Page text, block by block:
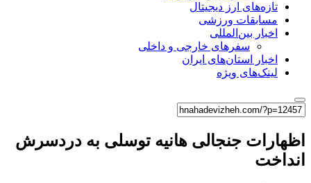
تازه‌های ارز دیجیتال
مسابقات ورزشی
اخبار بین‌المللی
سفرهای خارجی و داخلی
اخبار استان‌های ایران
لینک‌های ویژه
اظهارات جنجالی هانیه توسلی به دردسرش
انداخت